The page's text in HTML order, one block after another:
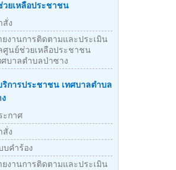
ยเหลือประชาชน
สั่ง
ยงานการติดตามและประเมิน
ศูนย์ช่วยเหลือประชาชน
ศบาลตำบลป่าซาง
การประชาชน เทศบาลตำบล
ะกาศ
สั่ง
บคำร้อง
ยงานการติดตามและประเมิน